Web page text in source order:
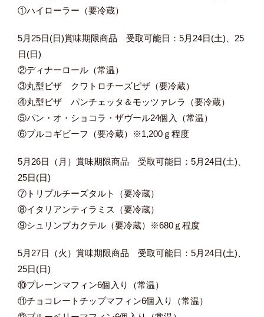
①ハイローラー（要冷蔵）
5月25日(日)賞味期限商品 受取可能日：5月24日(土)、25
日(日)
②ディナーロール（常温）
③丸型ピザ クワトロチーズピザ（要冷蔵）
④丸型ピザ パンチェッタ＆モッツァレラ（要冷蔵）
⑤パン・オ・ショコラ・ザヴール24個入（常温）
⑥プルコギビーフ（要冷蔵）※1,200ｇ程度
5月26日（月）賞味期限商品 受取可能日：5月24日(土)、
25日(日)
⑦トリプルチーズタルト（要冷蔵）
⑧イタリアンティラミス（要冷蔵）
⑨シュリンプカクテル（要冷蔵）※680ｇ程度
5月27日（火）賞味期限商品 受取可能日：5月24日(土)、
25日(日)
⑩プレーンマフィン6個入り（常温）
⑪チョコレートチップマフィン6個入り（常温）